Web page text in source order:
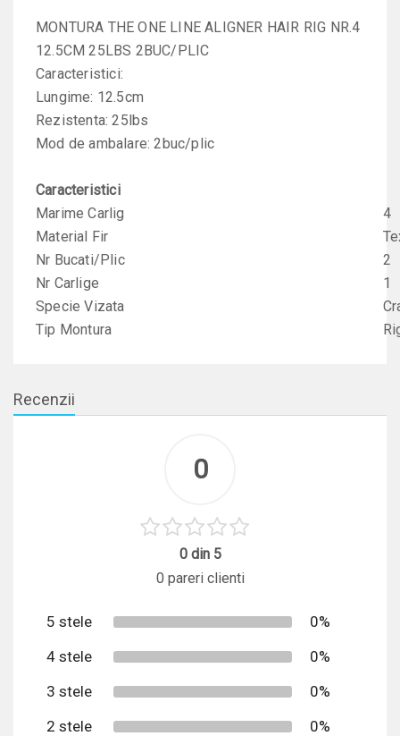
MONTURA THE ONE LINE ALIGNER HAIR RIG NR.4
12.5CM 25LBS 2BUC/PLIC
Caracteristici:
Lungime: 12.5cm
Rezistenta: 25lbs
Mod de ambalare: 2buc/plic
Caracteristici
Marime Carlig
4
Material Fir
Nr Bucati/Plic
2
Nr Carlige
1
Specie Vizata
Tip Montura
Recenzii
0
0 din 5
0 pareri clienti
5 stele
0%
4 stele
0%
3 stele
0%
2 stele
0%